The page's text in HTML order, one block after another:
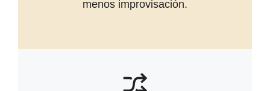
menos improvisación.